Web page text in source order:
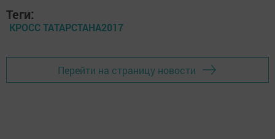
Теги:
КРОСС ТАТАРСТАНА2017
Перейти на страницу новости